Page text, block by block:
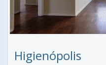
Higienópolis